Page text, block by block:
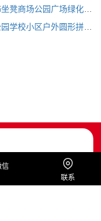
场公园广场绿化种植池...
小区户外圆形拼接树池...
信
联系